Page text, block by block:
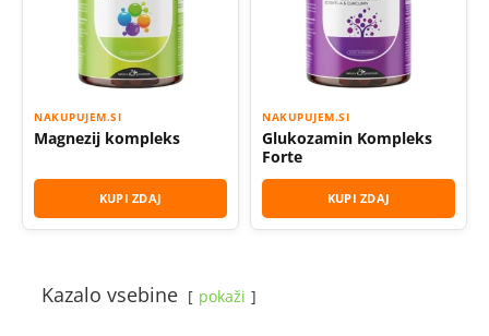
NAKUPUJEM.SI
Magnezij kompleks
KUPI ZDAJ
NAKUPUJEM.SI
Glukozamin Kompleks
Forte
KUPI ZDAJ
Kazalo vsebine pokaži